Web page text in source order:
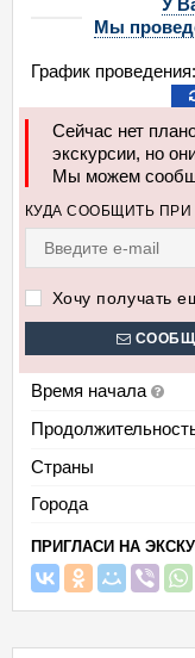
У
Мы
График проведения:
Сейчас нет
экскурсии, но
Мы можем
КУДА СООБЩИТЬ
Хочу получать
Время начала
Страны
Города
ПРИГЛАСИ НА